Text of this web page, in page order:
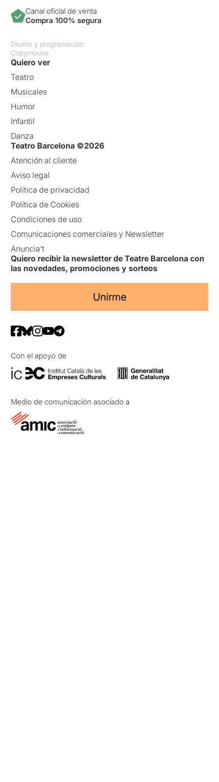
Canal oficial de venta
Compra 100% segura
Diseño y programación:
Copymouse
Quiero ver
Teatro
Musicales
Humor
Infantil
Danza
Teatro Barcelona ©2026
Atención al cliente
Aviso legal
Política de privacidad
Política de Cookies
Condiciones de uso
Comunicaciones comerciales y Newsletter
Anuncia’t
Quiero recibir la newsletter de Teatre Barcelona con
las novedades, promociones y sorteos
Unirme
Con el apoyo de
Medio de comunicación asociado a